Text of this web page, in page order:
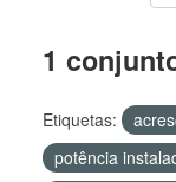
1
Etiquetas:
potência